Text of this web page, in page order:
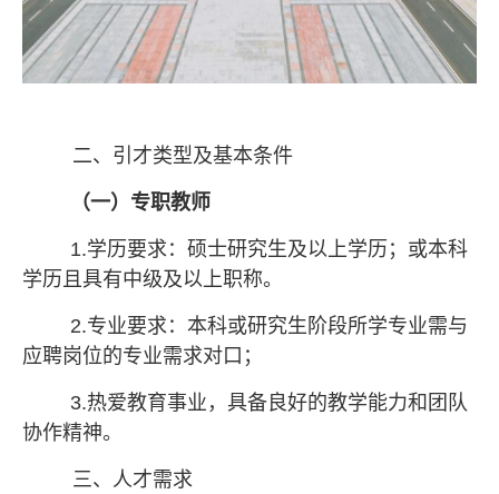
二、引才类型及基本条件
（一） 专职教师
1.学历要求：硕士研究生及以上学历；或本科
学历且具有中级及以上职称。
2.专业要求：本科或研究生阶段所学专业需与
应聘岗位的专业需求对口；
3.热爱教育事业，具备良好的教学能力和团队
协作精神。
三、人才需求